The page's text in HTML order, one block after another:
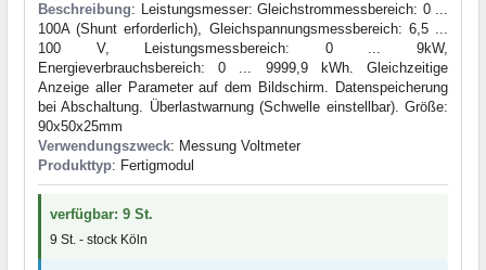
Beschreibung: Leistungsmesser: Gleichstrommessbereich: 0 ...
100A (Shunt erforderlich), Gleichspannungsmessbereich: 6,5 ...
100 V, Leistungsmessbereich: 0 ... 9kW,
Energieverbrauchsbereich: 0 ... 9999,9 kWh. Gleichzeitige
Anzeige aller Parameter auf dem Bildschirm. Datenspeicherung
bei Abschaltung. Überlastwarnung (Schwelle einstellbar). Größe:
90x50x25mm
Verwendungszweck: Messung Voltmeter
Produkttyp: Fertigmodul
verfügbar: 9 St.
9 St. - stock Köln